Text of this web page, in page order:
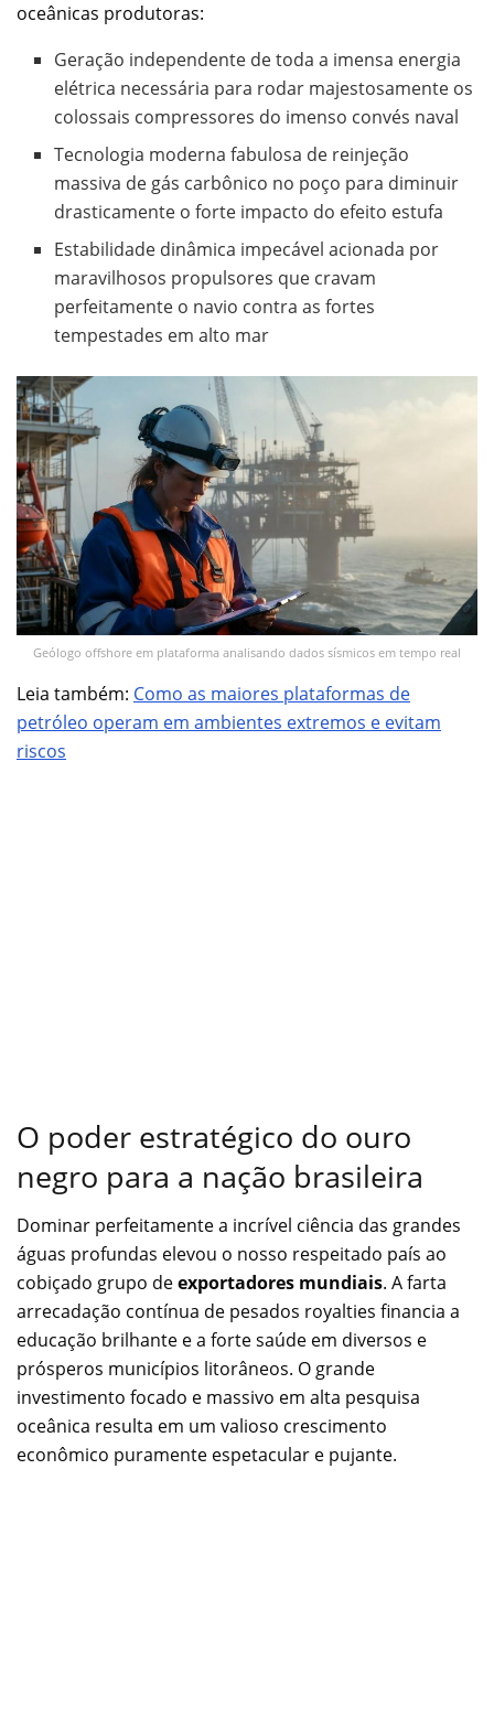
oceânicas produtoras:
Geração independente de toda a imensa energia
elétrica necessária para rodar majestosamente os
colossais compressores do imenso convés naval
Tecnologia moderna fabulosa de reinjeção
massiva de gás carbônico no poço para diminuir
drasticamente o forte impacto do efeito estufa
Estabilidade dinâmica impecável acionada por
maravilhosos propulsores que cravam
perfeitamente o navio contra as fortes
tempestades em alto mar
Geólogo offshore em plataforma analisando dados sísmicos em tempo real
Leia também: Como as maiores plataformas de
petróleo operam em ambientes extremos e evitam
riscos
O poder estratégico do ouro
negro para a nação brasileira
Dominar perfeitamente a incrível ciência das grandes
águas profundas elevou o nosso respeitado país ao
cobiçado grupo deexportadores mundiais. A farta
arrecadação contínua de pesados royalties financia a
educação brilhante e a forte saúde em diversos e
prósperos municípios litorâneos. O grande
investimento focado e massivo em alta pesquisa
oceânica resulta em um valioso crescimento
econômico puramente espetacular e pujante.